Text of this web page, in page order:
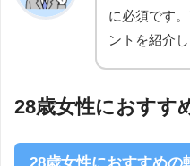
に必須です
ントを紹介し
28歳女性におすす
28歳女性におすすめの